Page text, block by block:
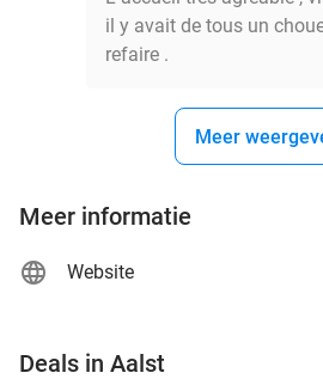
il y avait de tous un
refaire .
Meer
Meer informatie
Website
Deals in Aalst